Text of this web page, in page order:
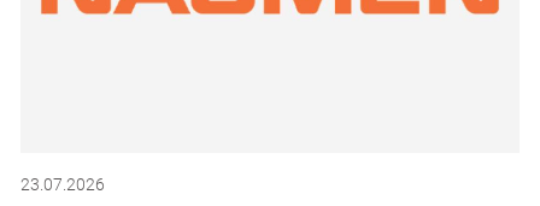
23.07.2026